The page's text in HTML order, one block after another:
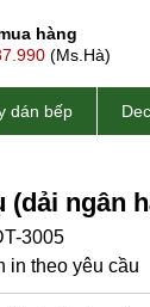
hàng
(Ms.Hà)
dán bếp
(dải ngân
3005
in theo yêu cầu